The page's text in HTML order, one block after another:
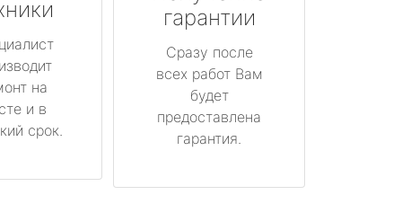
на
и в
срок.
гарантии
Сразу после
всех работ Вам
будет
предоставлена
гарантия.